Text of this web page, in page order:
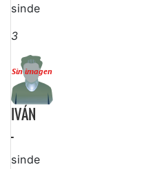
sinde
3
IVÁN
-
sinde